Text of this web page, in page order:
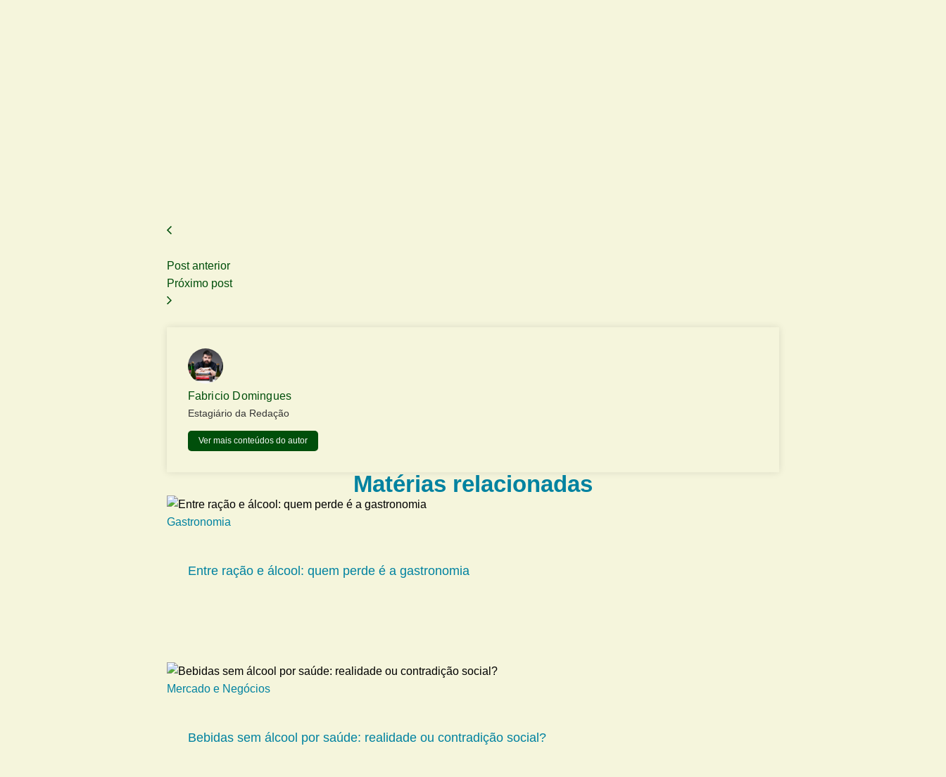
Post anterior
Próximo post
Fabricio Domingues
Estagiário da Redação
Ver mais conteúdos do autor
Matérias relacionadas
Gastronomia
Entre ração e álcool: quem perde é a gastronomia
Mercado e Negócios
Bebidas sem álcool por saúde: realidade ou contradição social?